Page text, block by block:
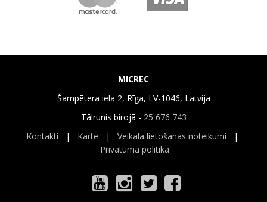
MICREC
Šampētera iela 2, Rīga, LV-1046, Latvija
Tālrunis birojā - 25 676 743
Kontakti | Karte | Veikala lietošanas noteikumi |
Privātuma politika